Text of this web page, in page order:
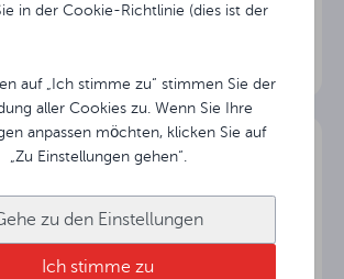
in der Cookie-Richtlinie (dies ist der
auf „Ich stimme zu“ stimmen Sie der
aller Cookies zu. Wenn Sie Ihre
anpassen möchten, klicken Sie auf
„Zu Einstellungen gehen“.
zu den Einstellungen
Ich stimme zu
Matt White
3.5 cm
cm